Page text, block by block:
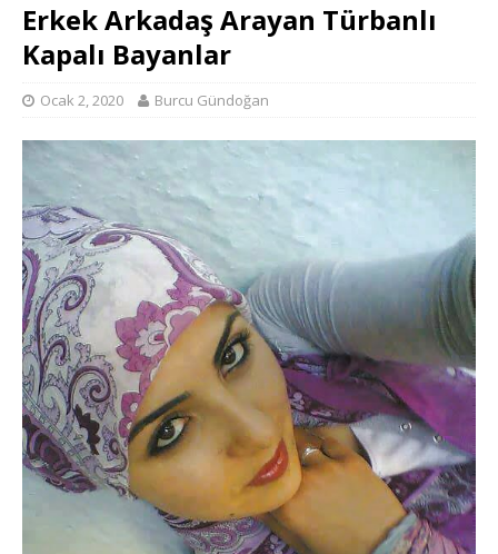
Erkek Arkadaş Arayan Türbanlı
Kapalı Bayanlar
Ocak 2, 2020 Burcu Gündoğan